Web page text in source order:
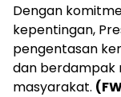
Dengan
kepentingan,
pengentasan
dan berdampak
masyarakat.